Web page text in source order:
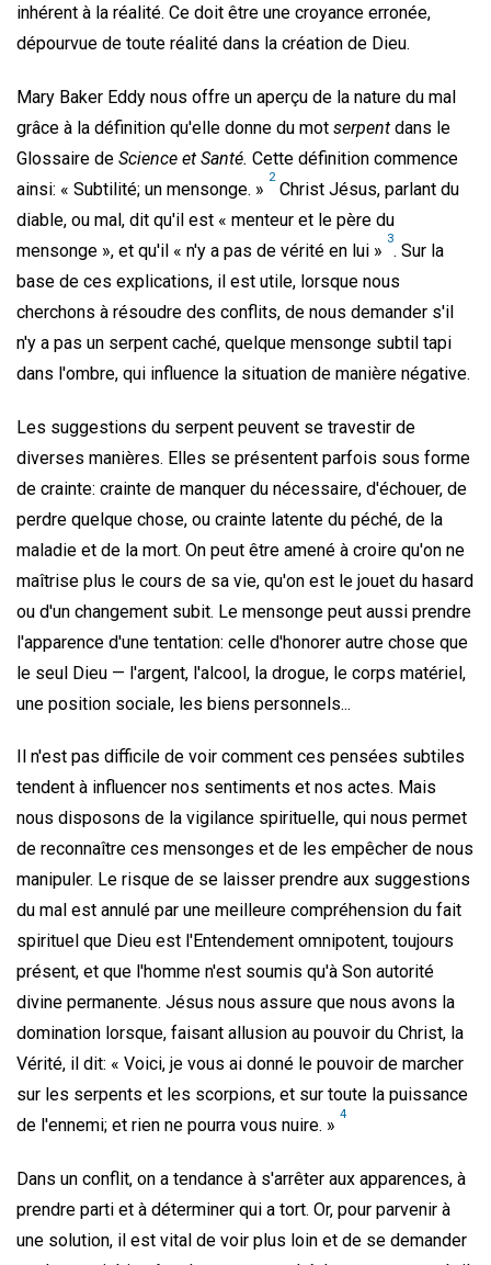
inhérent à la réalité. Ce doit être une croyance erronée,
dépourvue de toute réalité dans la création de Dieu.
Mary Baker Eddy nous offre un aperçu de la nature du mal
grâce à la définition qu'elle donne du mot serpent dans le
Glossaire de Science et Santé. Cette définition commence
ainsi: « Subtilité; un mensonge. »
2
Christ Jésus, parlant du
diable, ou mal, dit qu'il est « menteur et le père du
mensonge », et qu'il « n'y a pas de vérité en lui »
3
. Sur la
base de ces explications, il est utile, lorsque nous
cherchons à résoudre des conflits, de nous demander s'il
n'y a pas un serpent caché, quelque mensonge subtil tapi
dans l'ombre, qui influence la situation de manière négative.
Les suggestions du serpent peuvent se travestir de
diverses manières. Elles se présentent parfois sous forme
de crainte: crainte de manquer du nécessaire, d'échouer, de
perdre quelque chose, ou crainte latente du péché, de la
maladie et de la mort. On peut être amené à croire qu'on ne
maîtrise plus le cours de sa vie, qu'on est le jouet du hasard
ou d'un changement subit. Le mensonge peut aussi prendre
l'apparence d'une tentation: celle d'honorer autre chose que
le seul Dieu — l'argent, l'alcool, la drogue, le corps matériel,
une position sociale, les biens personnels...
Il n'est pas difficile de voir comment ces pensées subtiles
tendent à influencer nos sentiments et nos actes. Mais
nous disposons de la vigilance spirituelle, qui nous permet
de reconnaître ces mensonges et de les empêcher de nous
manipuler. Le risque de se laisser prendre aux suggestions
du mal est annulé par une meilleure compréhension du fait
spirituel que Dieu est l'Entendement omnipotent, toujours
présent, et que l'homme n'est soumis qu'à Son autorité
divine permanente. Jésus nous assure que nous avons la
domination lorsque, faisant allusion au pouvoir du Christ, la
Vérité, il dit: « Voici, je vous ai donné le pouvoir de marcher
sur les serpents et les scorpions, et sur toute la puissance
de l'ennemi; et rien ne pourra vous nuire. »
4
Dans un conflit, on a tendance à s'arrêter aux apparences, à
prendre parti et à déterminer qui a tort. Or, pour parvenir à
une solution, il est vital de voir plus loin et de se demander